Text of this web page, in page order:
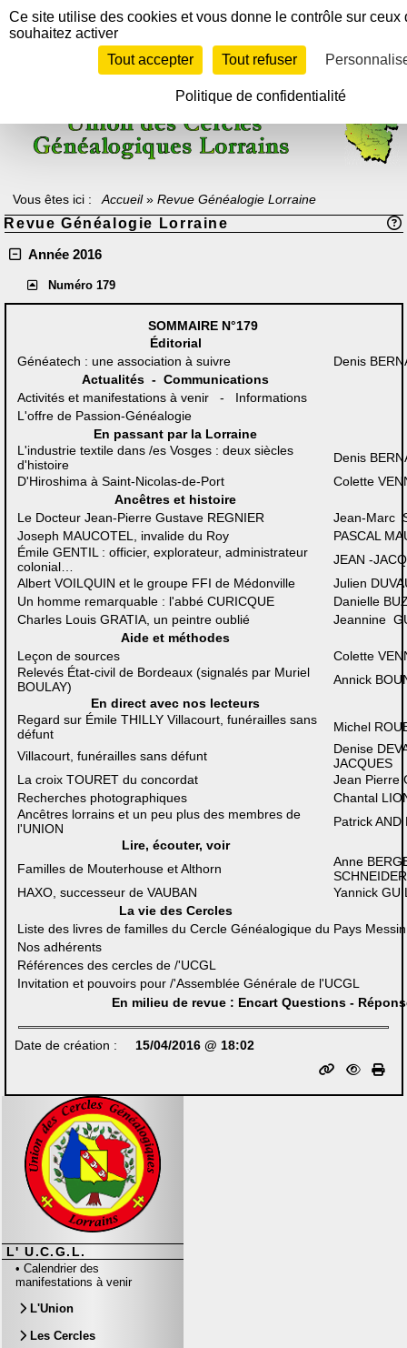
L' U.C.G.L.
• Calendrier des
manifestations à venir
L'Union
Les Cercles
Texte à méditer :
"Celui qui ne sait pas d'où il vient ne peut savoir où il
va, car il ne sait pas où il est.
En ce sens, le passé est la rampe de lancement vers l'avenir".
Archiduc Otto de Lorraine-Habsbourg
Vous êtes ici : Accueil»Revue Généalogie Lorraine
Revue Généalogie Lorraine
Année 2016
Numéro 179
SOMMAIRE N°179
Éditorial
Généatech : une association à suivre
Denis
Actualités - Communications
Activités et manifestations à venir - Informations
L'offre de Passion-Généalogie
En passant par la Lorraine
L'industrie textile dans /es Vosges : deux siècles
d'histoire
Denis
D'Hiroshima à Saint-Nicolas-de-Port
Colette
Ancêtres et histoire
Le Docteur Jean-Pierre Gustave REGNIER
Jean-Marc
Joseph MAUCOTEL, invalide du Roy
PASCAL
Émile GENTIL : officier, explorateur, administrateur
colonial…
JEAN -
Albert VOILQUIN et le groupe FFI de Médonville
Julien
Un homme remarquable : l'abbé CURICQUE
Danielle
Charles Louis GRATIA, un peintre oublié
Jeannine
Aide et méthodes
Leçon de sources
Colette
Relevés État-civil de Bordeaux (signalés par Muriel
BOULAY)
Annick
En direct avec nos lecteurs
Regard sur Émile THILLY Villacourt, funérailles sans
défunt
Michel
Villacourt, funérailles sans défunt
Denise
JACQUES
La croix TOURET du concordat
Jean Pierre
Recherches photographiques
Chantal
Ancêtres lorrains et un peu plus des membres de
l'UNION
Patrick AND
Lire, écouter, voir
Familles de Mouterhouse et Althorn
Anne
SCHNEIDER
HAXO, successeur de VAUBAN
Yannick
La vie des Cercles
Liste des livres de familles du Cercle Généalogique du Pays Messin
Nos adhérents
Références des cercles de /'UCGL
Invitation et pouvoirs pour /'Assemblée Générale de l'UCGL
En milieu de revue : Encart Questions -
Date de création : 15/04/2016 @ 18:02
Ce site utilise des cookies et vous donne le contrôle sur ceux
souhaitez activer
Tout accepter
Tout refuser
Politique de confidentialité